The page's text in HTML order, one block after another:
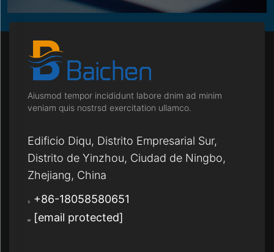
Aiusmod tempor incididunt labore dnim ad minim
veniam quis nostrsd exercitation ullamco.
Edificio Diqu, Distrito Empresarial Sur,
Distrito de Yinzhou, Ciudad de Ningbo,
Zhejiang, China
+86-18058580651
[email protected]